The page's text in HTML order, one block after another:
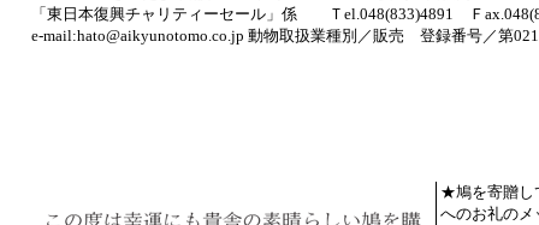
「東日本復興チャリティーセール」係 Ｔel.048(833)4891 Ｆ
e-mail:hato@aikyunotomo.co.jp 動物取扱業種別／販売 登録番号／第
★鳩を寄贈し
へのお礼のメ